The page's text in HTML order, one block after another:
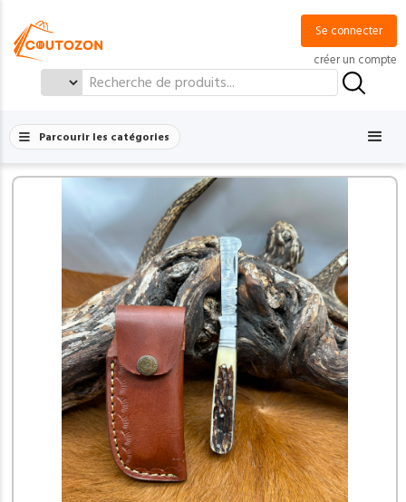
Search
Se connecter
créer un compte
Parcourir les catégories